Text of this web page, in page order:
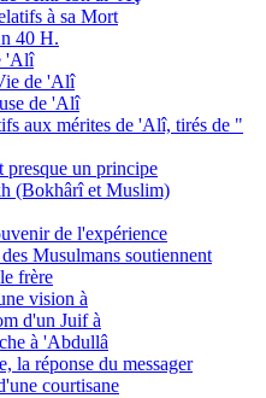
à sa Mort
40 H.
'Alî
de 'Alî
de 'Alî
aux mérites de 'Alî, tirés de "
presque un principe
(Bokhârî et Muslim)
de l'expérience
Musulmans soutiennent
frère
vision à
d'un Juif à
à 'Abdullâ
la réponse du messager
courtisane